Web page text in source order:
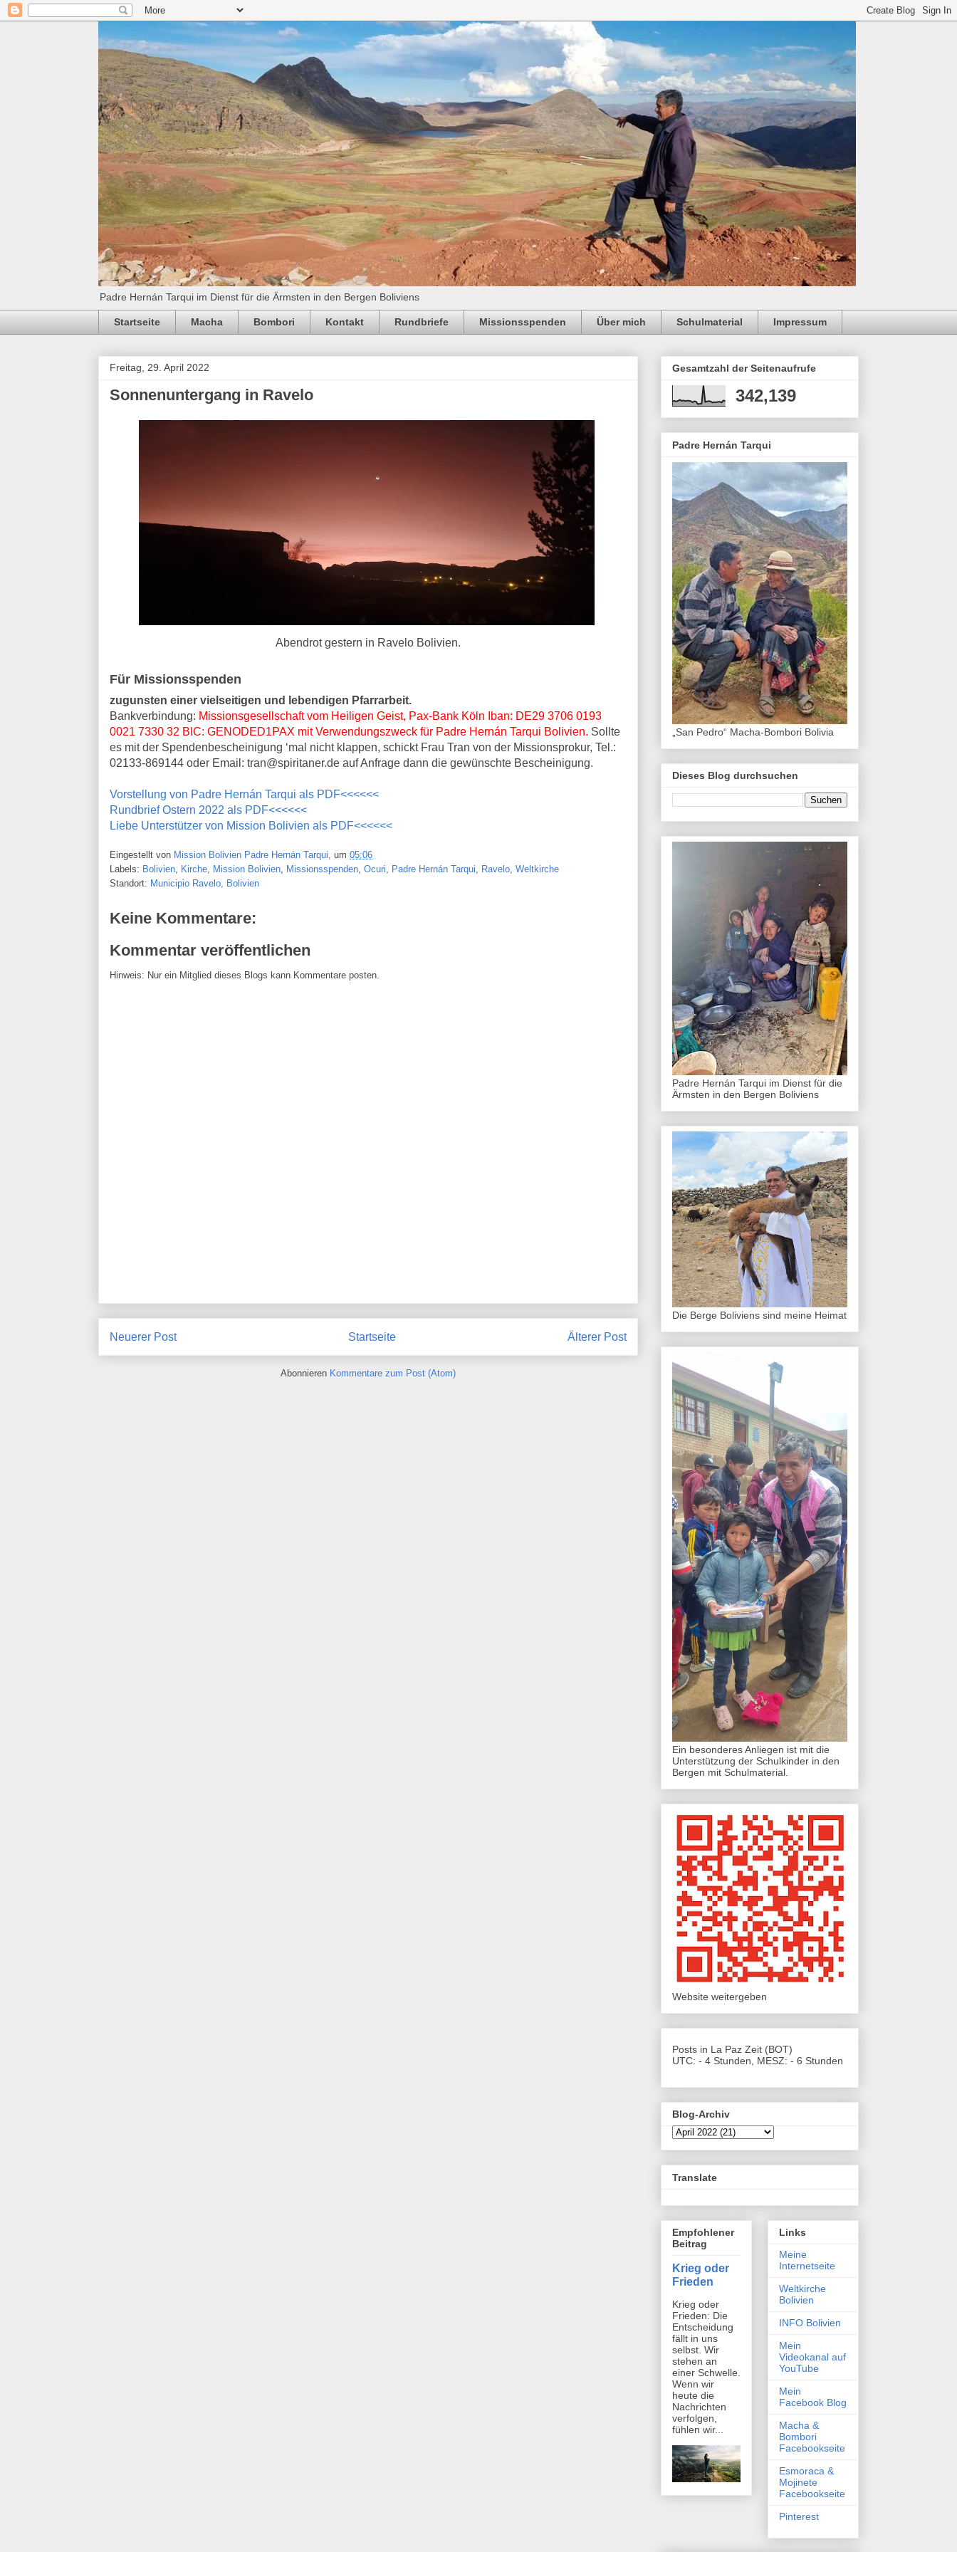
Padre Hernán Tarqui im Dienst für die Ärmsten in den Bergen Boliviens
Startseite Macha Bombori Kontakt Rundbriefe Missionsspenden Über mich Schulmaterial Impressum
Freitag, 29. April 2022
Sonnenuntergang in Ravelo
Abendrot gestern in Ravelo Bolivien.
Für Missionsspenden
zugunsten einer vielseitigen und lebendigen Pfarrarbeit.
Bankverbindung: Missionsgesellschaft vom Heiligen Geist, Pax-Bank Köln Iban: DE29 3706 0193
0021 7330 32 BIC: GENODED1PAX mit Verwendungszweck für Padre Hernán Tarqui Bolivien. Sollte
es mit der Spendenbescheinigung ‘mal nicht klappen, schickt Frau Tran von der Missionsprokur, Tel.:
02133-869144 oder Email: tran@spiritaner.de auf Anfrage dann die gewünschte Bescheinigung.
Vorstellung von Padre Hernán Tarqui als PDF<<<<<<
Rundbrief Ostern 2022 als PDF<<<<<<
Liebe Unterstützer von Mission Bolivien als PDF<<<<<<
Eingestellt von Mission Bolivien Padre Hernán Tarqui, um 05:06
Labels: Bolivien Kirche Mission Bolivien Missionsspenden Ocuri Padre Hernán Tarqui Ravelo Weltkirche
Standort: Municipio Ravelo, Bolivien
Keine Kommentare:
Kommentar veröffentlichen
Hinweis: Nur ein Mitglied dieses Blogs kann Kommentare posten.
Neuerer Post Älterer Post
Startseite
Abonnieren Kommentare zum Post (Atom)
Gesamtzahl der Seitenaufrufe
342,139
Padre Hernán Tarqui
„San Pedro“ Macha-Bombori Bolivia
Dieses Blog durchsuchen
Padre Hernán Tarqui im Dienst für die
Ärmsten in den Bergen Boliviens
Die Berge Boliviens sind meine Heimat
Ein besonderes Anliegen ist mit die
Unterstützung der Schulkinder in den
Bergen mit Schulmaterial.
Website weitergeben
Posts in La Paz Zeit (BOT)
UTC: - 4 Stunden, MESZ: - 6 Stunden
Blog-Archiv
Translate
Empfohlener
Beitrag
Krieg oder
Frieden
Krieg oder
Frieden: Die
Entscheidung
fällt in uns
selbst. Wir
stehen an
einer Schwelle.
Wenn wir
heute die
Nachrichten
verfolgen,
fühlen wir...
Links
Meine
Internetseite
Weltkirche
Bolivien
INFO Bolivien
Mein
Videokanal auf
YouTube
Mein
Facebook Blog
Macha &
Bombori
Facebookseite
Esmoraca &
Mojinete
Facebookseite
Pinterest